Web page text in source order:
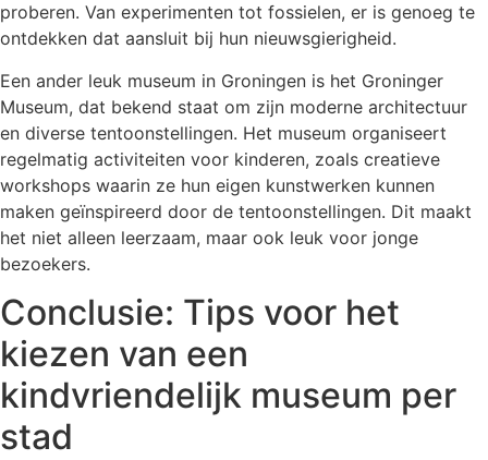
proberen. Van experimenten tot fossielen, er is genoeg te
ontdekken dat aansluit bij hun nieuwsgierigheid.
Een ander leuk museum in Groningen is het Groninger
Museum, dat bekend staat om zijn moderne architectuur
en diverse tentoonstellingen. Het museum organiseert
regelmatig activiteiten voor kinderen, zoals creatieve
workshops waarin ze hun eigen kunstwerken kunnen
maken geïnspireerd door de tentoonstellingen. Dit maakt
het niet alleen leerzaam, maar ook leuk voor jonge
bezoekers.
Conclusie: Tips voor het
kiezen van een
kindvriendelijk museum per
stad